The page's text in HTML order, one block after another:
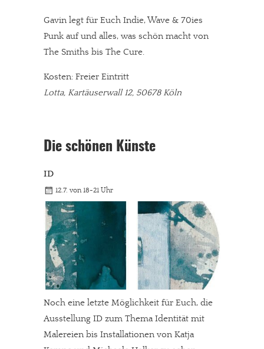
Gavin legt für Euch Indie, Wave & 70ies
Punk auf und alles, was schön macht von
The Smiths bis The Cure.
Kosten: Freier Eintritt
Lotta, Kartäuserwall 12, 50678 Köln
Die schönen Künste
ID
12.7. von 18-21 Uhr
Noch eine letzte Möglichkeit für Euch, die
Ausstellung ID zum Thema Identität mit
Malereien bis Installationen von Katja